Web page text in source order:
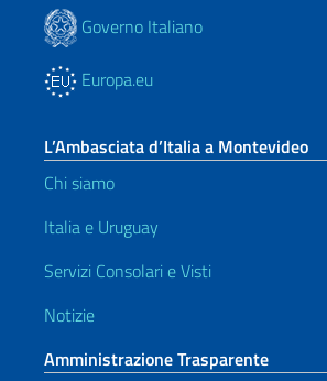
Governo Italiano
Europa.eu
L’Ambasciata d’Italia a Montevideo
Chi siamo
Italia e Uruguay
Servizi Consolari e Visti
Notizie
Amministrazione Trasparente